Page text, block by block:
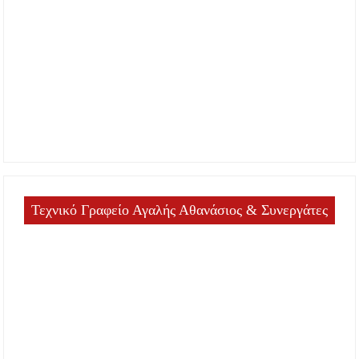
Τεχνικό Γραφείο Αγαλής Αθανάσιος & Συνεργάτες